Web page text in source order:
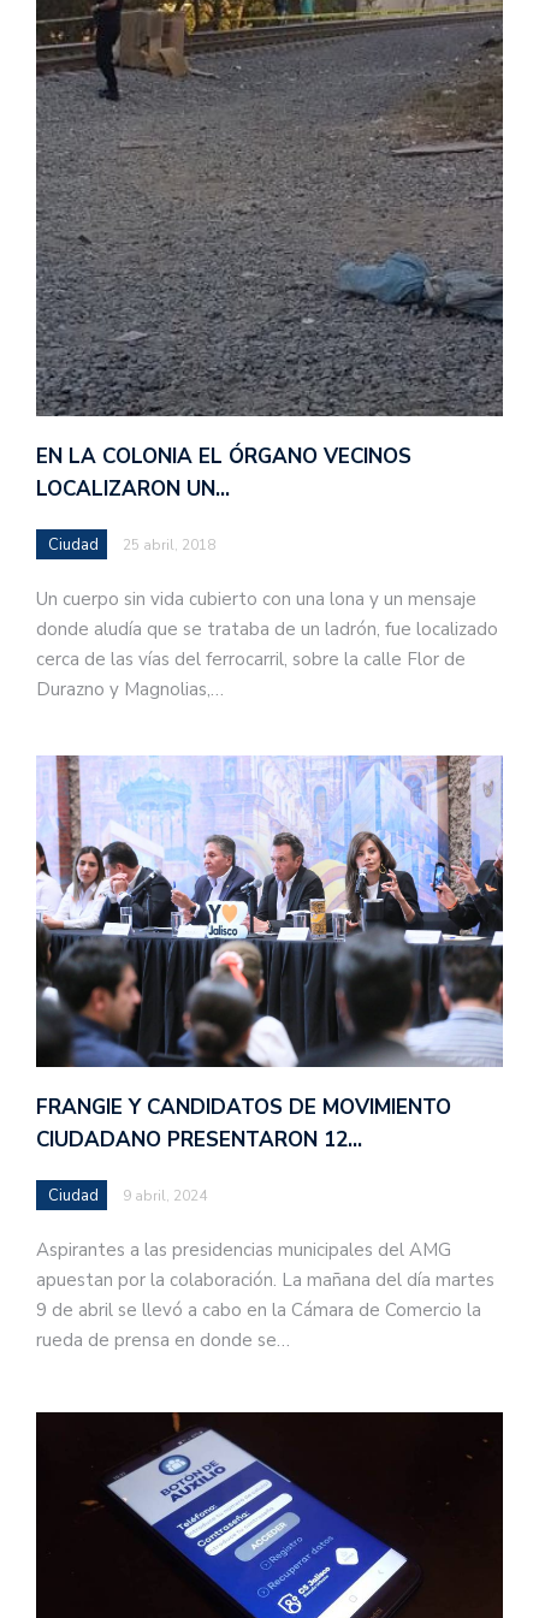
EN LA COLONIA EL ÓRGANO VECINOS
LOCALIZARON UN…
Ciudad 25 abril, 2018
Un cuerpo sin vida cubierto con una lona y un mensaje
donde aludía que se trataba de un ladrón, fue localizado
cerca de las vías del ferrocarril, sobre la calle Flor de
Durazno y Magnolias,…
FRANGIE Y CANDIDATOS DE MOVIMIENTO
CIUDADANO PRESENTARON 12…
Ciudad 9 abril, 2024
Aspirantes a las presidencias municipales del AMG
apuestan por la colaboración. La mañana del día martes
9 de abril se llevó a cabo en la Cámara de Comercio la
rueda de prensa en donde se…